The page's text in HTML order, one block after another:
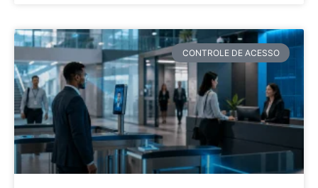
CONTROLE DE ACESSO